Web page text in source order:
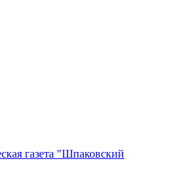
газета "Шпаковский